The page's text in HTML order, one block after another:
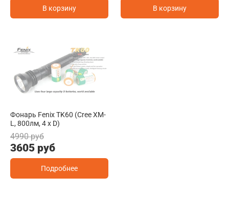
В корзину В корзину
Фонарь Fenix TK60 (Cree XM-
L, 800лм, 4 x D)
4990 руб
3605 руб
Подробнее